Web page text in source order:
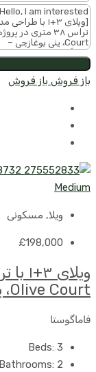
باز فروش باز فروش
ویلا, مسکونی
£198,000
Olive Court، ینی بوغازچی
فاماگوستا
Beds: 3
Bathrooms: 2